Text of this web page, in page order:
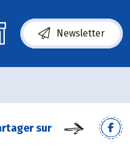
Newsletter
sur